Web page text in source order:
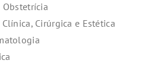
Cirúrgica e Estética